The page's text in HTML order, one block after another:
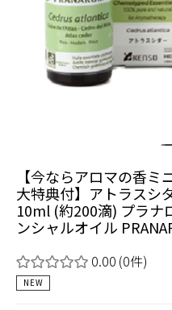
【今ならアロマの香
大特典付】アトラスシ
10ml (約200滴) プラナ
ンシャルオイル
0.00 (0件)
NEW